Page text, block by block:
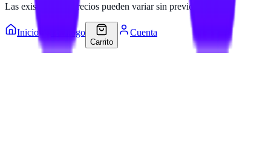
Las existencias y precios pueden variar sin previo aviso.
Inicio Catálogo
Carrito
Cuenta